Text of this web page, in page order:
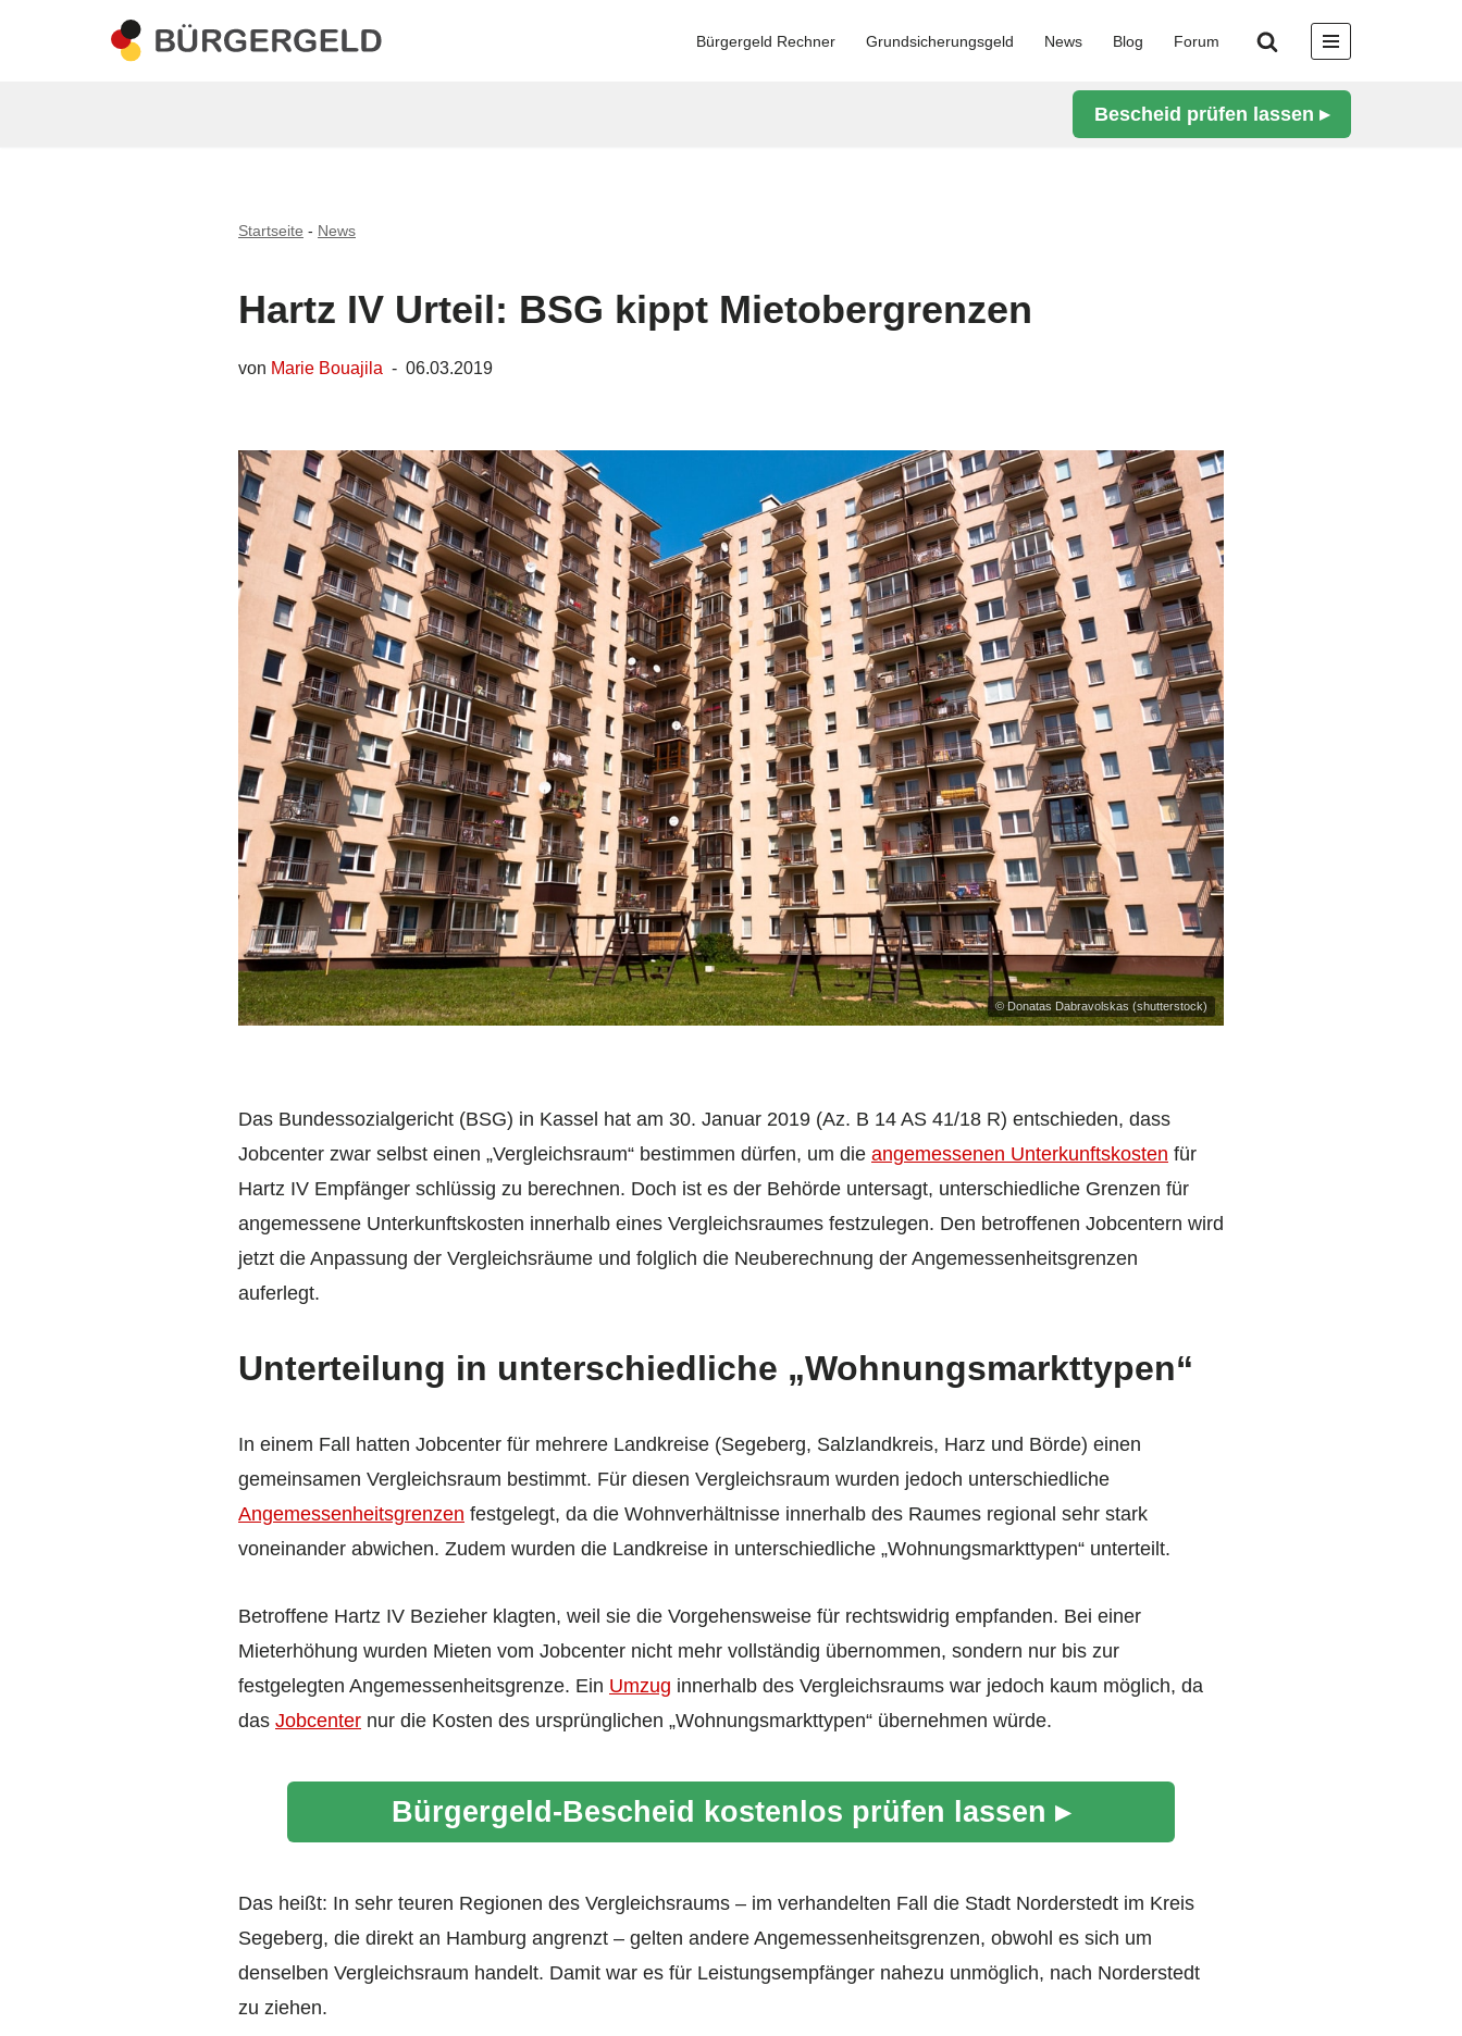
Bürgergeld Rechner Grundsicherungsgeld News Blog Forum
Bescheid prüfen lassen ▸
Startseite - News
Hartz IV Urteil: BSG kippt Mietobergrenzen
von Marie Bouajila 06.03.2019
© Donatas Dabravolskas (shutterstock)
Das Bundessozialgericht (BSG) in Kassel hat am 30. Januar 2019 (Az. B 14 AS 41/18 R) entschieden, dass
Jobcenter zwar selbst einen „Vergleichsraum“ bestimmen dürfen, um die angemessenen Unterkunftskosten für
Hartz IV Empfänger schlüssig zu berechnen. Doch ist es der Behörde untersagt, unterschiedliche Grenzen für
angemessene Unterkunftskosten innerhalb eines Vergleichsraumes festzulegen. Den betroffenen Jobcentern wird
jetzt die Anpassung der Vergleichsräume und folglich die Neuberechnung der Angemessenheitsgrenzen
auferlegt.
Unterteilung in unterschiedliche „Wohnungsmarkttypen“
In einem Fall hatten Jobcenter für mehrere Landkreise (Segeberg, Salzlandkreis, Harz und Börde) einen
gemeinsamen Vergleichsraum bestimmt. Für diesen Vergleichsraum wurden jedoch unterschiedliche
Angemessenheitsgrenzen festgelegt, da die Wohnverhältnisse innerhalb des Raumes regional sehr stark
voneinander abwichen. Zudem wurden die Landkreise in unterschiedliche „Wohnungsmarkttypen“ unterteilt.
Betroffene Hartz IV Bezieher klagten, weil sie die Vorgehensweise für rechtswidrig empfanden. Bei einer
Mieterhöhung wurden Mieten vom Jobcenter nicht mehr vollständig übernommen, sondern nur bis zur
festgelegten Angemessenheitsgrenze. Ein Umzug innerhalb des Vergleichsraums war jedoch kaum möglich, da
das Jobcenter nur die Kosten des ursprünglichen „Wohnungsmarkttypen“ übernehmen würde.
Bürgergeld-Bescheid kostenlos prüfen lassen ▸
Das heißt: In sehr teuren Regionen des Vergleichsraums – im verhandelten Fall die Stadt Norderstedt im Kreis
Segeberg, die direkt an Hamburg angrenzt – gelten andere Angemessenheitsgrenzen, obwohl es sich um
denselben Vergleichsraum handelt. Damit war es für Leistungsempfänger nahezu unmöglich, nach Norderstedt
zu ziehen.